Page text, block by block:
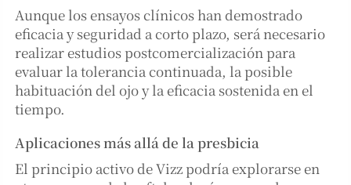
Aunque los ensayos clínicos han demostrado
eficacia y seguridad a corto plazo, será necesario
realizar estudios postcomercialización para
evaluar la tolerancia continuada, la posible
habituación del ojo y la eficacia sostenida en el
tiempo.
Aplicaciones más allá de la presbicia
El principio activo de Vizz podría explorarse en